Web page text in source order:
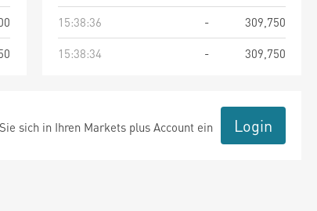
15:38:36
-
309,750
15:38:34
- 309,750
sich in Ihren Markets plus Account ein Login